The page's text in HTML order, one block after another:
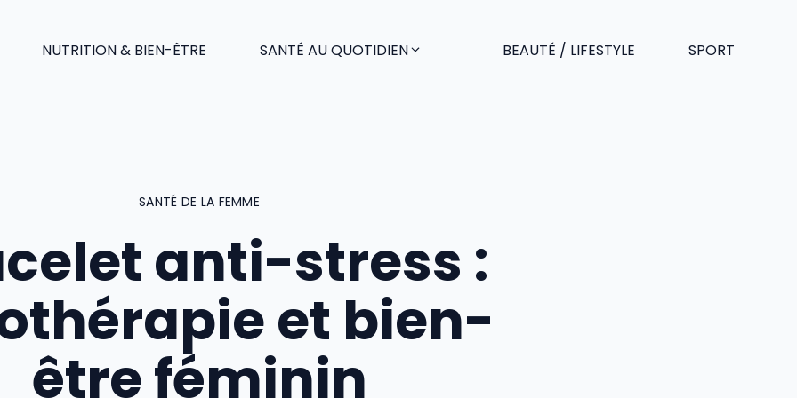
NUTRITION & BIEN-ÊTRE SANTÉ AU QUOTIDIEN BEAUTÉ / LIFESTYLE SPORT
SANTÉ DE LA FEMME
anti-stress :
et bien-
être féminin